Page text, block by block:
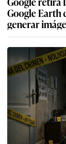
Google Earth
generar